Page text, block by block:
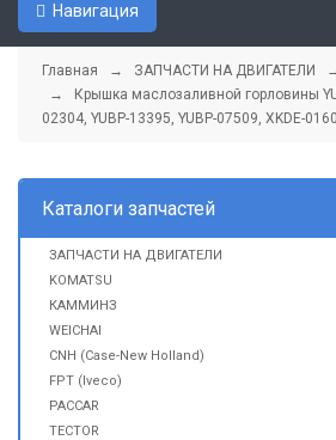
Навигация
Главная → ЗАПЧАСТИ НА ДВИГАТЕЛИ
→ Крышка маслозаливной горловины
02304, YUBP-13395, YUBP-07509, XKDE-
Каталоги запчастей
ЗАПЧАСТИ НА ДВИГАТЕЛИ
KOMATSU
КАММИНЗ
WEICHAI
CNH (Case-New Holland)
FPT (Iveco)
PACCAR
TECTOR